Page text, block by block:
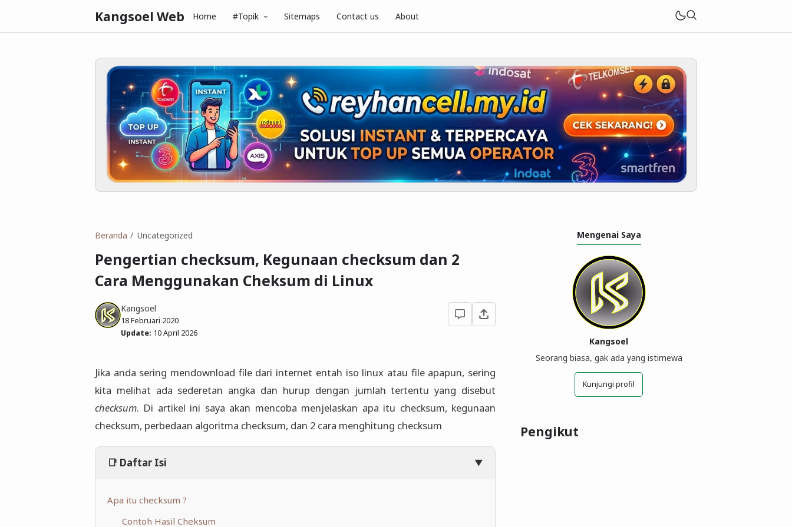
Kangsoel Web Home #Topik Sitemaps Contact us About
Beranda Uncategorized
Pengertian checksum, Kegunaan checksum dan 2
Cara Menggunakan Cheksum di Linux
Kangsoel
18 Februari 2020
Update: 10 April 2026
Jika anda sering mendownload file dari internet entah iso linux atau file apapun, sering
kita melihat ada sederetan angka dan hurup dengan jumlah tertentu yang disebut
checksum. Di artikel ini saya akan mencoba menjelaskan apa itu checksum, kegunaan
checksum, perbedaan algoritma checksum, dan 2 cara menghitung checksum
📑 Daftar Isi ▼
Apa itu checksum ?
Contoh Hasil Cheksum
Mengenai Saya
Kangsoel
Seorang biasa, gak ada yang istimewa
Kunjungi profil
Pengikut